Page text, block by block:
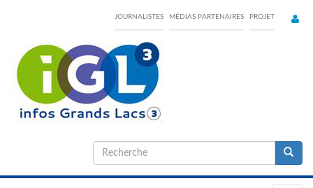
content
JOURNALISTES MÉDIAS PARTENAIRES PROJET
Formulaire
de